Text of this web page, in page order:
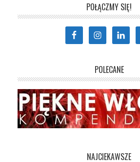
POŁĄCZMY SIĘ!
POLECANE
NAJCIEKAWSZE